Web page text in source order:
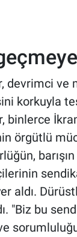
devrimci ve
korkuyla
binlerce
örgütlü
barışın
bu